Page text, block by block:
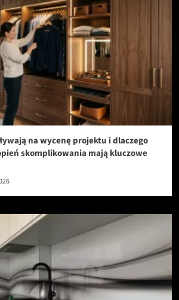
na wycenę projektu i dlaczego
skomplikowania mają kluczowe